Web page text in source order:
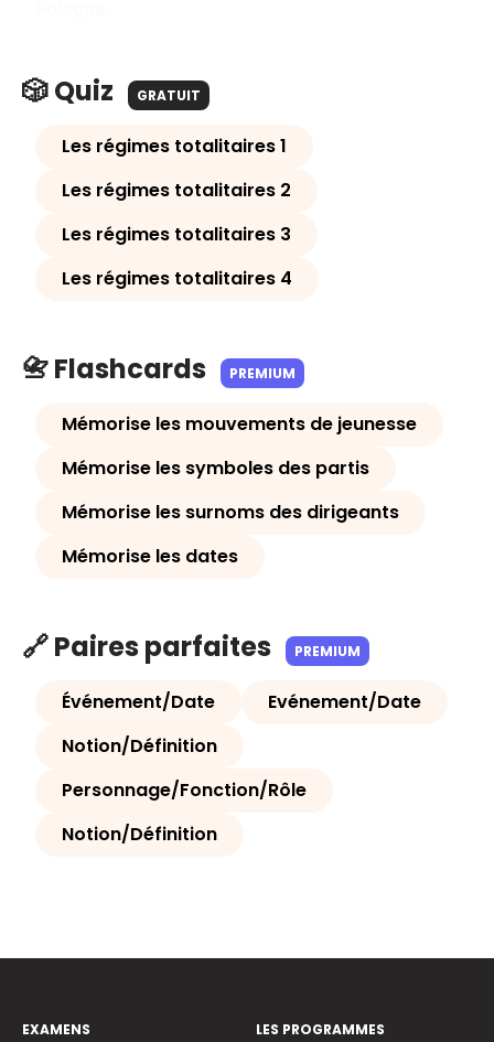
🎲 Quiz GRATUIT
Les régimes totalitaires 1
Les régimes totalitaires 2
Les régimes totalitaires 3
Les régimes totalitaires 4
📇 Flashcards PREMIUM
Mémorise les mouvements de jeunesse
Mémorise les symboles des partis
Mémorise les surnoms des dirigeants
Mémorise les dates
🔗 Paires parfaites PREMIUM
Événement/Date
Evénement/Date
Notion/Définition
Personnage/Fonction/Rôle
Notion/Définition
EXAMENS LES PROGRAMMES